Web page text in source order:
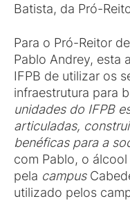
Batista, da Pró-
Para o Pró-Reitor
Pablo Andrey, esta
IFPB de utilizar os
infraestrutura para
unidades do IFPB
articuladas,
benéficas para a
com Pablo, o
pela campus
utilizado pelos